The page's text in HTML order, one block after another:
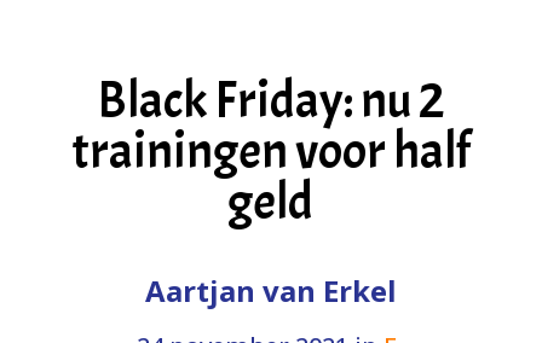
Black Friday: nu 2
trainingen voor half
geld
Aartjan van Erkel